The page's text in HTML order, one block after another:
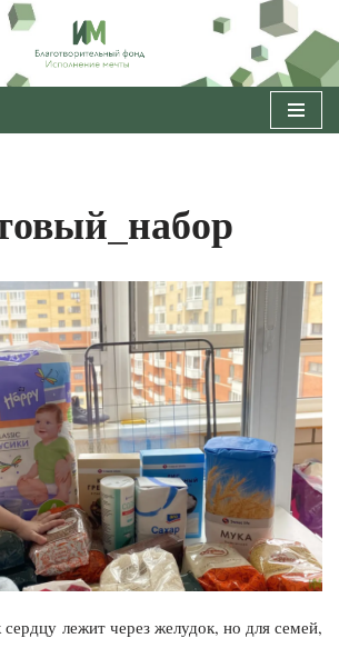
лежит через желудок, но для семей,